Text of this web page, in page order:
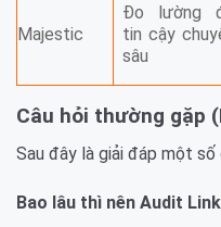
Majestic
Đo lường
tin cậy
sâu
Câu hỏi thường gặp
Sau đây là giải đáp một
Bao lâu thì nên Audit